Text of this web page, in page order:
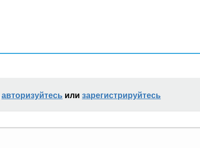
авторизуйтесь или зарегистрируйтесь